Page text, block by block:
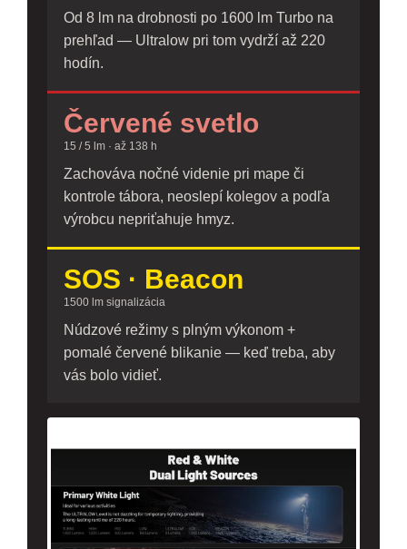
Od 8 lm na drobnosti po 1600 lm Turbo na
prehľad — Ultralow pri tom vydrží až 220
hodín.
Červené svetlo
15 / 5 lm · až 138 h
Zachováva nočné videnie pri mape či
kontrole tábora, neoslepí kolegov a podľa
výrobcu nepriťahuje hmyz.
SOS · Beacon
1500 lm signalizácia
Núdzové režimy s plným výkonom +
pomalé červené blikanie — keď treba, aby
vás bolo vidieť.